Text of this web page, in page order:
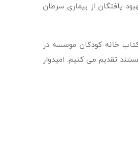
های مقرر شد تا روز پنجشنبه 6 اسفند بوستان طالقانی تهران از ساعت 11 تا 13 میزبان حضور 26 نفر از بهبود یافتگان از بیماری سرطان
خانه کودکان موسسه در
تقدیم می کنیم. امیدوار